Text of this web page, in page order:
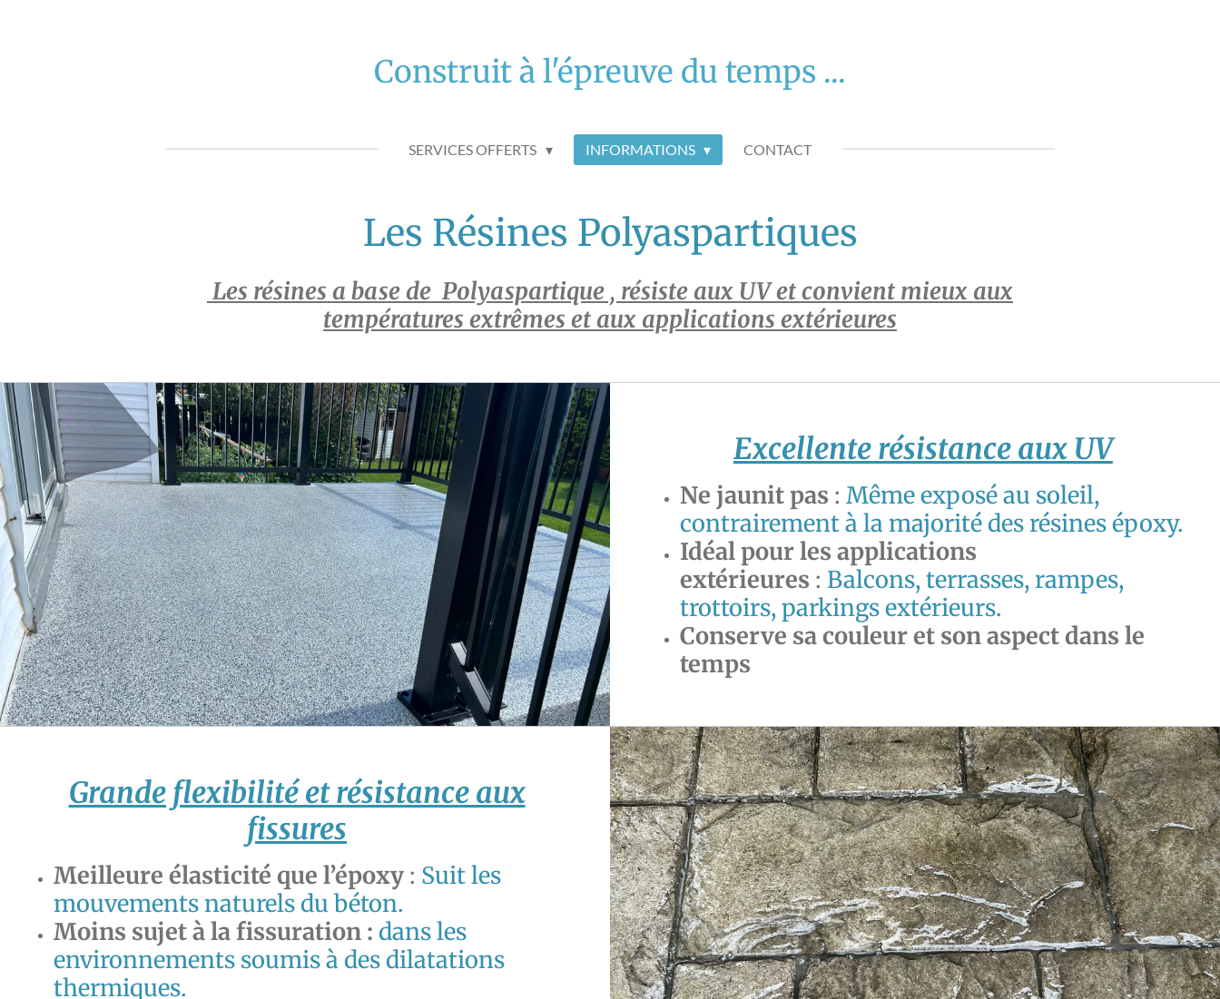
Construit à l'épreuve du temps ...
SERVICES OFFERTS INFORMATIONS CONTACT
Les Résines Polyaspartiques
Les résines a base de Polyaspartique , résiste aux UV et convient mieux aux
températures extrêmes et aux applications extérieures
Excellente résistance aux UV
Ne jaunit pas : Même exposé au soleil,
contrairement à la majorité des résines époxy.
Idéal pour les applications
extérieures : Balcons, terrasses, rampes,
trottoirs, parkings extérieurs.
Conserve sa couleur et son aspect dans le
temps
Grande flexibilité et résistance aux
fissures
Meilleure élasticité que l’époxy : Suit les
mouvements naturels du béton.
Moins sujet à la fissuration : dans les
environnements soumis à des dilatations
thermiques.